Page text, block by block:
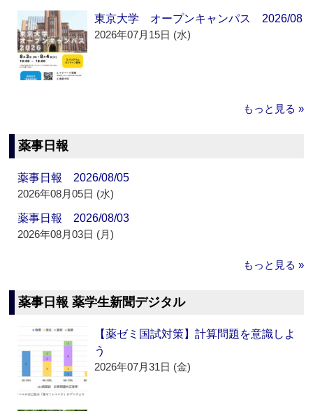
東京大学 オープンキャンパス 2026/08
2026年07月15日 (水)
もっと見る »
薬事日報
薬事日報 2026/08/05
2026年08月05日 (水)
薬事日報 2026/08/03
2026年08月03日 (月)
もっと見る »
薬事日報 薬学生新聞デジタル
【薬ゼミ国試対策】計算問題を意識しよ
う
2026年07月31日 (金)